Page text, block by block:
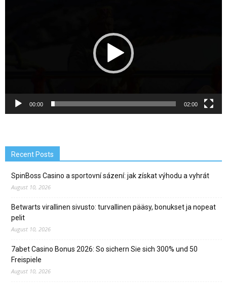
00:00 02:00
Recent Posts
SpinBoss Casino a sportovní sázení: jak získat výhodu a vyhrát
August 10, 2026
Betwarts virallinen sivusto: turvallinen pääsy, bonukset ja nopeat
pelit
August 10, 2026
7abet Casino Bonus 2026: So sichern Sie sich 300% und 50
Freispiele
August 10, 2026